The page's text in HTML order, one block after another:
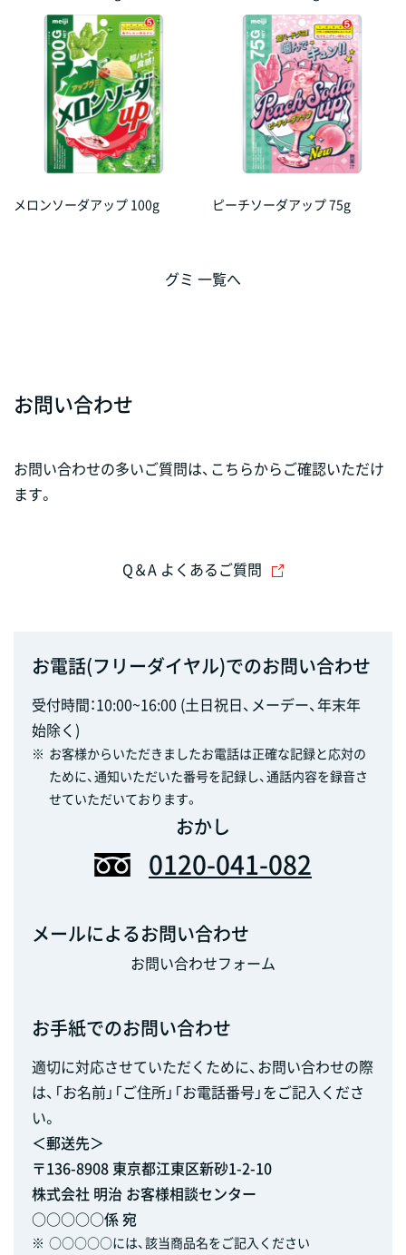
メロンソーダアップ 100g ピーチソーダアップ 75g
グミ 一覧へ
お問い合わせ
お問い合わせの多いご質問は、こちらからご確認いただけ
ます。
Q＆A よくあるご質問
お電話(フリーダイヤル)でのお問い合わせ
受付時間：10:00~16:00 (土日祝日、メーデー、年末年
始除く)
※ お客様からいただきましたお電話は正確な記録と応対の
ために、通知いただいた番号を記録し、通話内容を録音さ
せていただいております。
おかし
0120-041-082
メールによるお問い合わせ
お問い合わせフォーム
お手紙でのお問い合わせ
適切に対応させていただくために、お問い合わせの際
は、「お名前」「ご住所」「お電話番号」をご記入くださ
い。
＜郵送先＞
〒136-8908 東京都江東区新砂1-2-10
株式会社 明治 お客様相談センター
○○○○○係 宛
※ ○○○○○には、該当商品名をご記入ください